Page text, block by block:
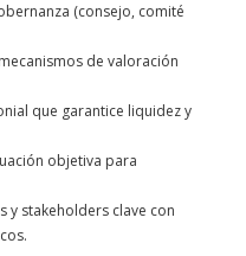
(consejo, comité
de valoración
que garantice liquidez y
objetiva para
y stakeholders clave con